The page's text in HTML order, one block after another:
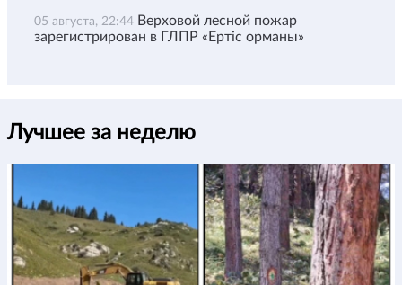
05 августа, 22:44 Верховой лесной пожар
зарегистрирован в ГЛПР «Ертіс орманы»
Лучшее за неделю